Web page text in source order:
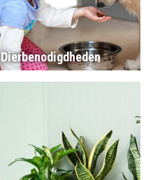
Dierbenodigdheden